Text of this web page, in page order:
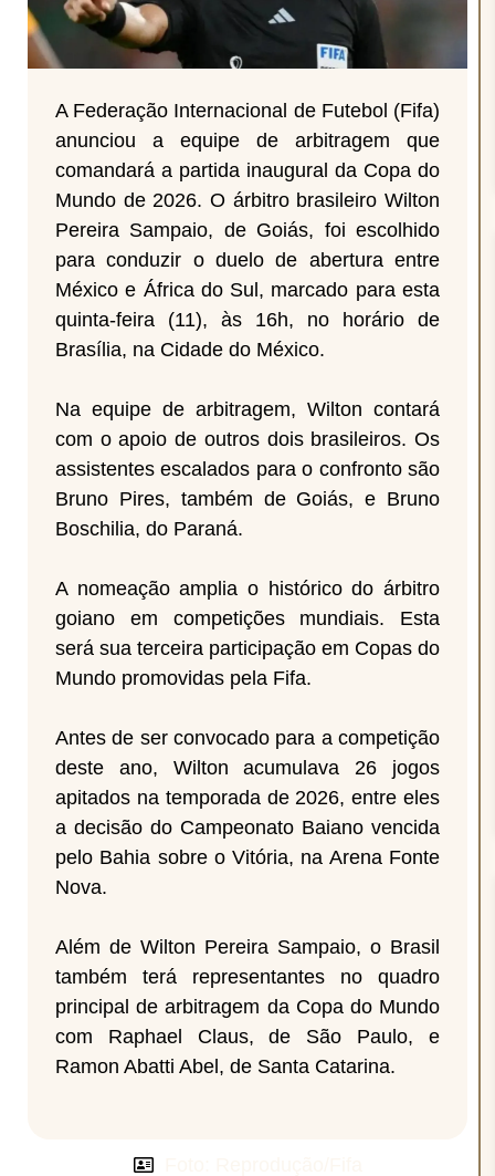
A Federação Internacional de Futebol (Fifa)
anunciou a equipe de arbitragem que
comandará a partida inaugural da Copa do
Mundo de 2026. O árbitro brasileiro Wilton
Pereira Sampaio, de Goiás, foi escolhido
para conduzir o duelo de abertura entre
México e África do Sul, marcado para esta
quinta-feira (11), às 16h, no horário de
Brasília, na Cidade do México.
Na equipe de arbitragem, Wilton contará
com o apoio de outros dois brasileiros. Os
assistentes escalados para o confronto são
Bruno Pires, também de Goiás, e Bruno
Boschilia, do Paraná.
A nomeação amplia o histórico do árbitro
goiano em competições mundiais. Esta
será sua terceira participação em Copas do
Mundo promovidas pela Fifa.
Antes de ser convocado para a competição
deste ano, Wilton acumulava 26 jogos
apitados na temporada de 2026, entre eles
a decisão do Campeonato Baiano vencida
pelo Bahia sobre o Vitória, na Arena Fonte
Nova.
Além de Wilton Pereira Sampaio, o Brasil
também terá representantes no quadro
principal de arbitragem da Copa do Mundo
com Raphael Claus, de São Paulo, e
Ramon Abatti Abel, de Santa Catarina.